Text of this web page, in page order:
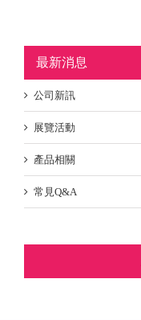
最新消息
公司新訊
展覽活動
產品相關
常見Q&A